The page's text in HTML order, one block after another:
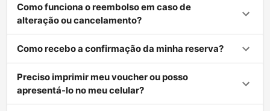
Como funciona o reembolso em caso de
alteração ou cancelamento?
Como recebo a confirmação da minha reserva?
Preciso imprimir meu voucher ou posso
apresentá-lo no meu celular?